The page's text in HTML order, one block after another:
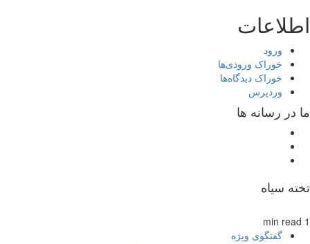
اطلاعات
ورود
خوراک ورودی‌ها
خوراک دیدگاه‌ها
وردپرس
ما در رسانه ها
تخته سیاه
1 min read
گفتگوی ویژه